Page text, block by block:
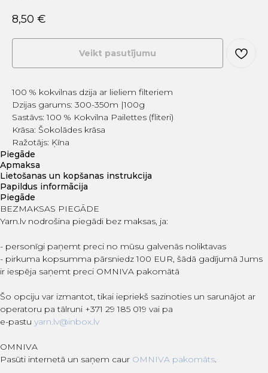
8,50 €
Veikt pasutījumu
100 % kokvilnas dzija ar lieliem filteriem
Dzijas garums: 300-350m |100g
Sastāvs: 100 % Kokvilna Pailettes (fliteri)
Krāsa: Šokolādes krāsa
Ražotājs: Ķīna
Piegāde
Apmaksa
Lietošanas un kopšanas instrukcija
Papildus informācija
Piegāde
BEZMAKSAS PIEGĀDE
Yarn.lv nodrošina piegādi bez maksas, ja:
- personīgi paņemt preci no mūsu galvenās noliktavas
- pirkuma kopsumma pārsniedz 100 EUR, šādā gadījumā Jums
ir iespēja saņemt preci OMNIVA pakomātā
Šo opciju var izmantot, tikai iepriekš sazinoties un sarunājot ar
operatoru pa tālruni +371 29 185 019 vai pa
e-pastu yarn.lv@inbox.lv
OMNIVA
Pasūti internetā un saņem caur OMNIVA pakomāts.